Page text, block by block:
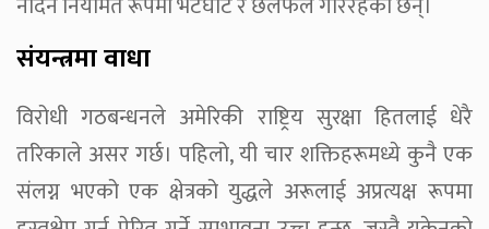
संयन्त्रमा वाधा
विरोधी गठबन्धनले अमेरिकी राष्ट्रिय सुरक्षा हितलाई धेरै
तरिकाले असर गर्छ। पहिलो, यी चार शक्तिहरूमध्ये कुनै एक
संलग्न भएको एक क्षेत्रको युद्धले अरूलाई अप्रत्यक्ष रूपमा